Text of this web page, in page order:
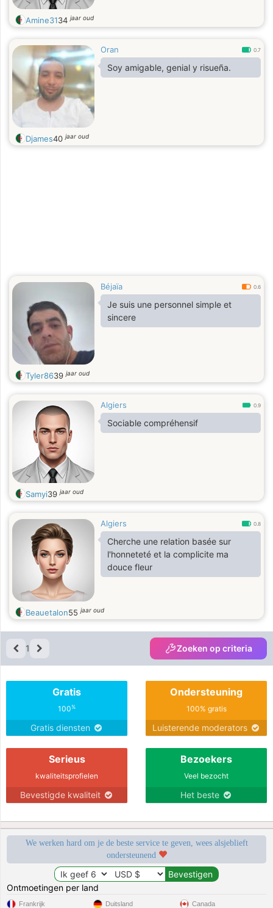
Amine3134jaar oud
Oran 0.7
Soy amigable, genial y risueña.
Djames40jaar oud
Béjaïa 0.6
Je suis une personnel simple et
sincere
Tyler8639jaar oud
Algiers 0.9
Sociable compréhensif
Samyi39jaar oud
Algiers 0.8
Cherche une relation basée sur
l'honneteté et la complicite ma
douce fleur
Beauetalon55jaar oud
1 Zoeken op criteria
Gratis
100%
Gratis diensten
Ondersteuning
100% gratis
Luisterende moderators
Serieus
kwaliteitsprofielen
Bevestigde kwaliteit
Bezoekers
Veel bezocht
Het beste
We werken hard om je de beste service te geven, wees alsjeblieft
ondersteunend
Ontmoetingen per land
Frankrijk Duitsland Canada